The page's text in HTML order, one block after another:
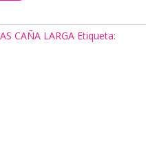
CAÑA LARGA Etiqueta: